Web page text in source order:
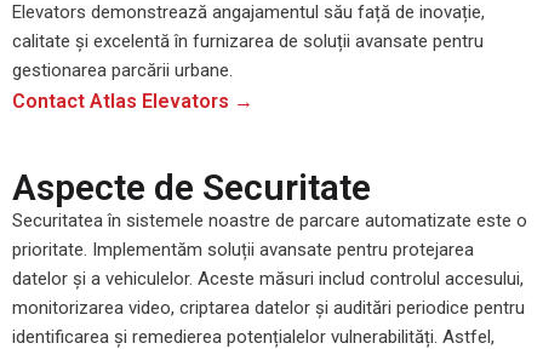
Elevators demonstrează angajamentul său față de inovație,
calitate și excelentă în furnizarea de soluții avansate pentru
gestionarea parcării urbane.
Contact Atlas Elevators →
Aspecte de Securitate
Securitatea în sistemele noastre de parcare automatizate este o
prioritate. Implementăm soluții avansate pentru protejarea
datelor și a vehiculelor. Aceste măsuri includ controlul accesului,
monitorizarea video, criptarea datelor și auditări periodice pentru
identificarea și remedierea potențialelor vulnerabilități. Astfel,